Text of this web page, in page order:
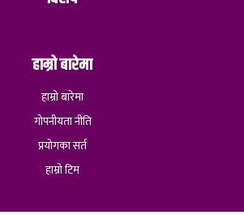
हाम्रो बारेमा
हाम्रो बारेमा
गोपनीयता नीति
प्रयोगका सर्त
हाम्रो टिम